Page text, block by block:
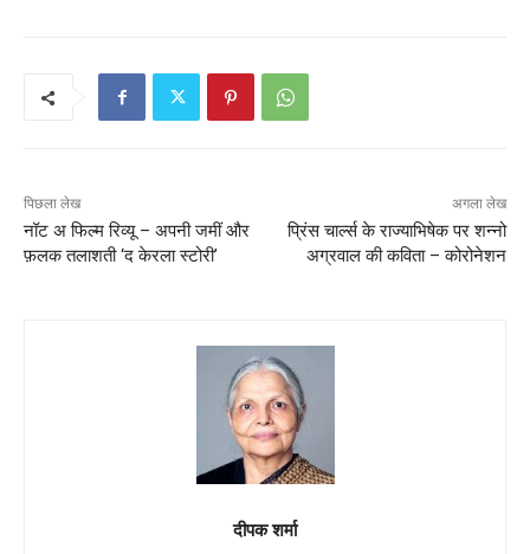
पिछला लेख
नॉट अ फिल्म रिव्यू – अपनी जमीं और
फ़लक तलाशती ‘द केरला स्टोरी’
अगला लेख
प्रिंस चार्ल्स के राज्याभिषेक पर शन्नो
अग्रवाल की कविता – कोरोनेशन
दीपक शर्मा